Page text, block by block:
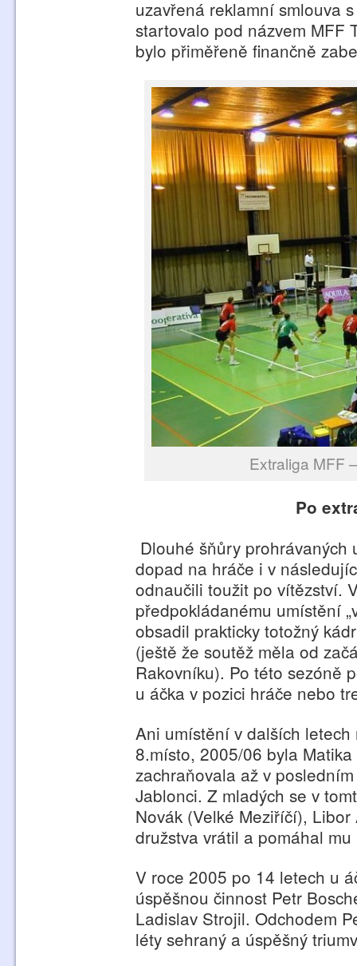
uzavřená reklamní smlouva
startovalo pod názvem MFF
bylo přiměřeně finančně
Extraliga MFF
Po
Dlouhé šňůry prohrávaných
dopad na hráče i v
odnaučili toužit po vítězství.
předpokládanému umístění
obsadil prakticky totožný
(ještě že soutěž měla od
Rakovníku). Po této sezóně
u áčka v pozici hráče nebo
Ani umístění v dalších
8.místo, 2005/06 byla
zachraňovala až v
Jablonci. Z mladých se v
Novák (Velké Meziříčí),
družstva vrátil a pomáhal
V roce 2005 po 14 letech u
úspěšnou činnost Petr
Ladislav Strojil. Odchodem
léty sehraný a úspěšný